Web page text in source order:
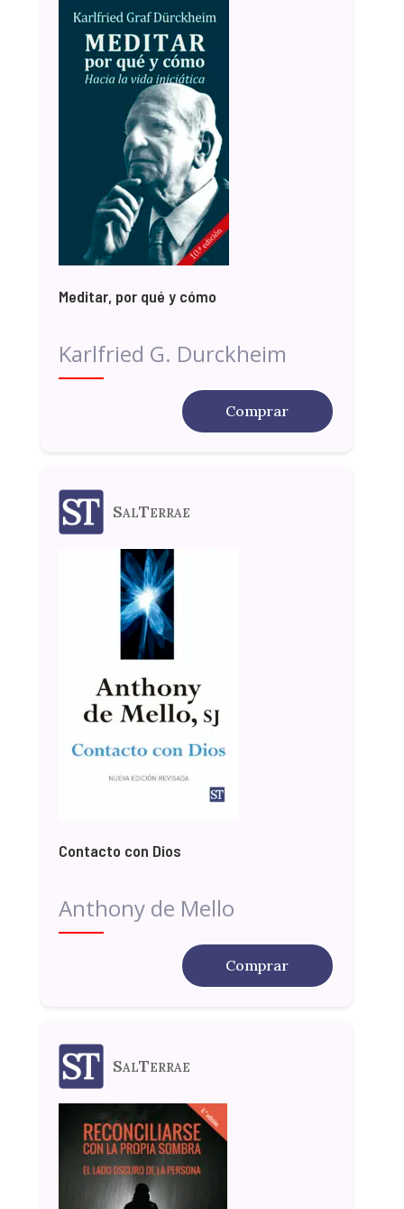
Meditar, por qué y cómo
Karlfried G. Durckheim
Comprar
SalTerrae
Contacto con Dios
Anthony de Mello
Comprar
SalTerrae